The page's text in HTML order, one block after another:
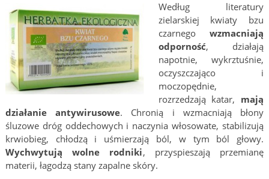
Według literatury
zielarskiej kwiaty bzu
czarnegowzmacniają
odporność, działają
napotnie, wykrztuśnie,
oczyszczająco i
moczopędnie,
rozrzedzają katar, mają
działanie antywirusowe. Chronią i wzmacniają błony
śluzowe dróg oddechowych i naczynia włosowate, stabilizują
krwiobieg, chłodzą i uśmierzają ból, w tym ból głowy.
Wychwytują wolne rodniki, przyspieszają przemianę
materii, łagodzą stany zapalne skóry.